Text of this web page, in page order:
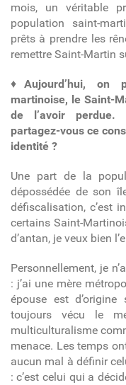
mois, un véritable
population saint-
prêts à prendre les
remettre Saint-Martin
♦Aujourd’hui, on
martinoise, le Saint-
de l’avoir perdue.
partagez-vous ce
identité ?
Une part de la
dépossédée de son
défiscalisation, c’est
certains Saint-
d’antan, je veux bien
Personnellement, je
: j’ai une mère
épouse est d’origine
toujours vécu le
multiculturalisme
menace. Les temps
aucun mal à définir
: c’est celui qui a